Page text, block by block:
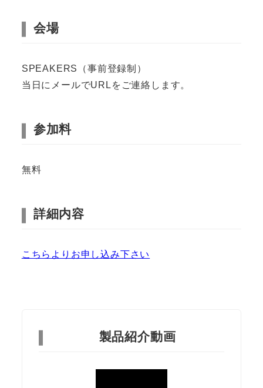
会場
SPEAKERS（事前登録制）
当日にメールでURLをご連絡します。
参加料
無料
詳細内容
こちらよりお申し込み下さい
製品紹介動画